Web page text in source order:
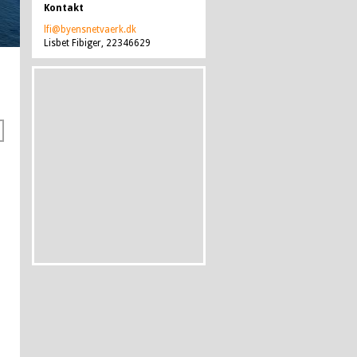
Kontakt
lfi@byensnetvaerk.dk
Lisbet Fibiger, 22346629